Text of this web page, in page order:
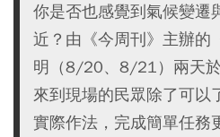
你是否也感覺到氣候變遷
近？由《今周刊》主辦的
明（8/20、8/21）兩天於
來到現場的民眾除了可以
實際作法，完成簡單任務